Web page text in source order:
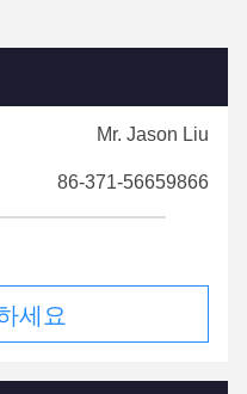
Mr. Jason Liu
86-371-56659866
세요